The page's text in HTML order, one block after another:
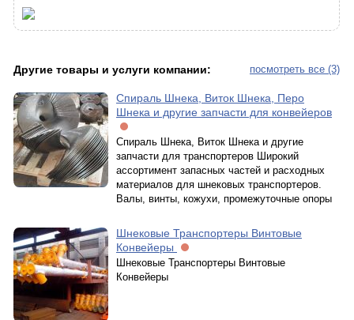
посмотреть все (3)
Другие товары и услуги компании:
Спираль Шнека, Виток Шнека, Перо
Шнека и другие запчасти для конвейеров
Спираль Шнека, Виток Шнека и другие
запчасти для транспортеров Широкий
ассортимент запасных частей и расходных
материалов для шнековых транспортеров.
Валы, винты, кожухи, промежуточные опоры
Шнековые Транспортеры Винтовые
Конвейеры
Шнековые Транспортеры Винтовые
Конвейеры